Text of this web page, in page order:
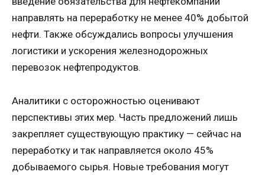
направлять на переработку не менее 40% добытой
нефти. Также обсуждались вопросы улучшения
логистики и ускорения железнодорожных
перевозок нефтепродуктов.
Аналитики с осторожностью оценивают
перспективы этих мер. Часть предложений лишь
закрепляет существующую практику — сейчас на
переработку и так направляется около 45%
добываемого сырья. Новые требования могут